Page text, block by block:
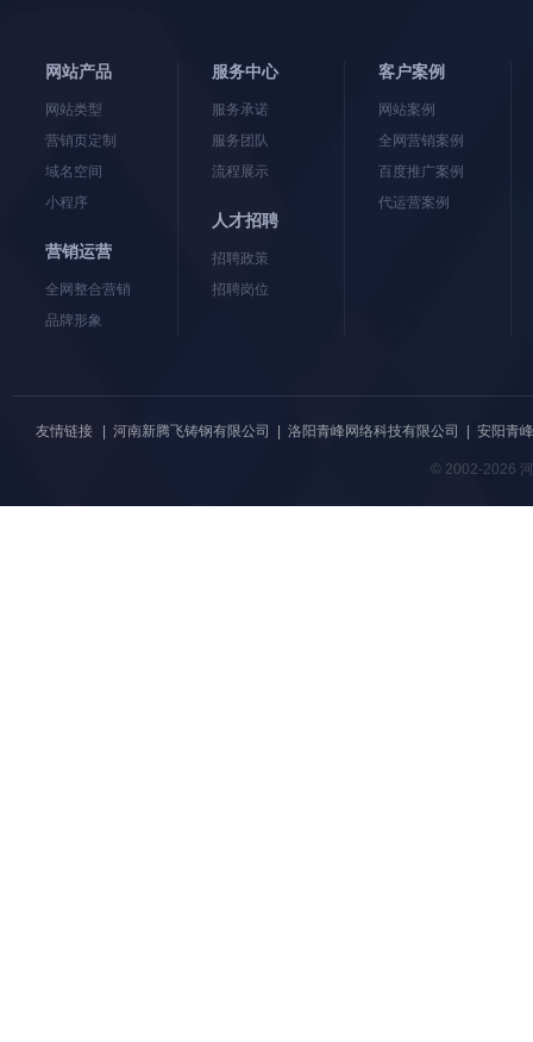
网站产品
网站类型
营销页定制
域名空间
小程序
营销运营
全网整合营销
品牌形象
服务中心
服务承诺
服务团队
流程展示
人才招聘
招聘政策
招聘岗位
客户案例
网站案例
全网营销案例
百度推广案例
代运营案例
友情链接 河南新腾飞铸钢有限公司 洛阳青峰网络科技有限公司 安阳青
© 2002-2026